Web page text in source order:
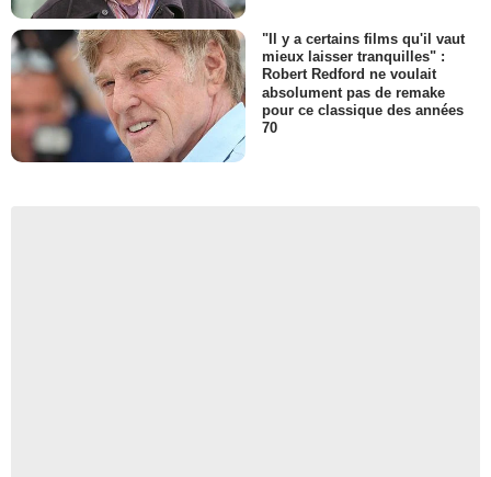
"Il y a certains films qu'il vaut
mieux laisser tranquilles" :
Robert Redford ne voulait
absolument pas de remake
pour ce classique des années
70